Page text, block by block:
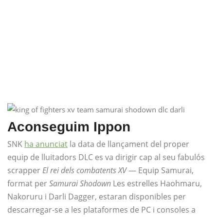
Aconseguim Ippon
SNK ha anunciat la data de llançament del proper
equip de lluitadors DLC es va dirigir cap al seu fabulós
scrapperEl rei dels combatents XV— Equip Samurai,
format perSamurai Shodown Les estrelles Haohmaru,
Nakoruru i Darli Dagger, estaran disponibles per
descarregar-se a les plataformes de PC i consoles a